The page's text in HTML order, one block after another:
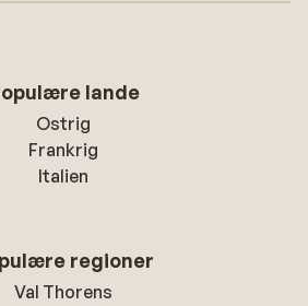
lande
Ostrig
Frankrig
Italien
regioner
Val Thorens